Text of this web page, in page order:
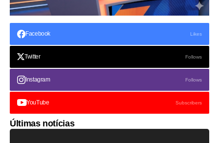
Facebook Likes
Twitter Follows
Instagram Follows
YouTube Subscribers
Últimas notícias